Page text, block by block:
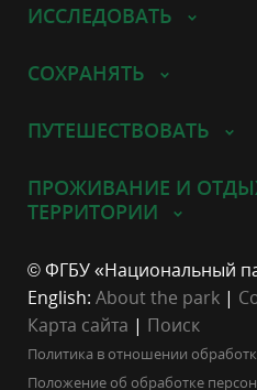
ИССЛЕДОВАТЬ
СОХРАНЯТЬ
ПУТЕШЕСТВОВАТЬ
ПРОЖИВАНИЕ И
ТЕРРИТОРИИ
© ФГБУ «Национальный
English: About the park |
Карта сайта | Поиск
Политика в отношении
Положение об обработке